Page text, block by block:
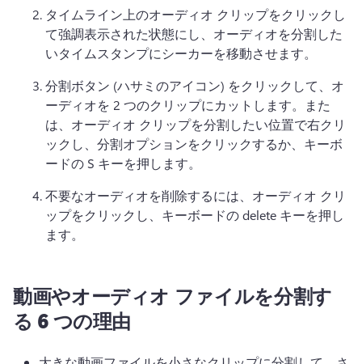
タイムライン上のオーディオ クリップをクリックし
て強調表示された状態にし、オーディオを分割した
いタイムスタンプにシーカーを移動させます。
分割ボタン (ハサミのアイコン) をクリックして、オ
ーディオを 2 つのクリップにカットします。
また
は、オーディオ クリップを分割したい位置で右クリ
ックし、分割オプションをクリックするか、キーボ
ードの S キーを押します。
不要なオーディオを削除するには、オーディオ クリ
ップをクリックし、キーボードの delete キーを押し
ます。
動画やオーディオ ファイルを分割す
る 6 つの理由